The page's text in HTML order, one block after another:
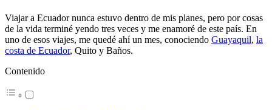
Viajar a Ecuador nunca estuvo dentro de mis planes, pero por cosas
de la vida terminé yendo tres veces y me enamoré de este país. En
uno de esos viajes, me quedé ahí un mes, conociendo Guayaquil, la
costa de Ecuador, Quito y Baños.
Contenido